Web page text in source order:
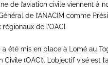
de l’aviation civile viennent à
de l’ANACIM comme
de l’OACI.
été mis en place à Lomé au
(OACI). L’objectif visé est